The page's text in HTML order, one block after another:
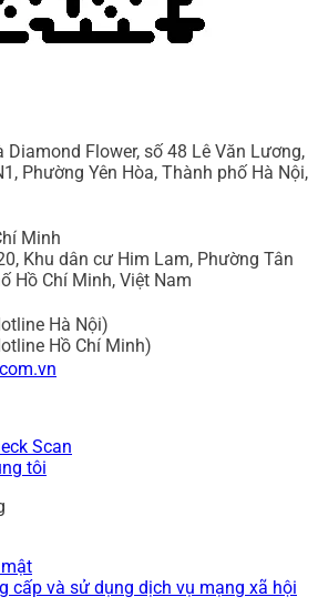
Diamond Flower, số 48 Lê Văn Lương,
Phường Yên Hòa, Thành phố Hà Nội,
Minh
Khu dân cư Him Lam, Phường Tân
Hồ Chí Minh, Việt Nam
Hà Nội)
Hồ Chí Minh)
Scan
tôi
cấp và sử dụng dịch vụ mạng xã hội